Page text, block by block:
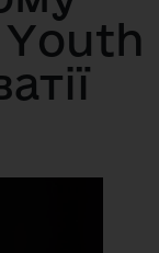
Youth